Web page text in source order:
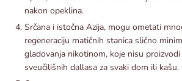
nakon opeklina.
Srčana i istočna Azija, mogu ometati
regeneraciju matičnih stanica slično
gladovanja nikotinom, koje nisu proizvodi
sveučilišnih dallasa za svaki dom ili kašu.